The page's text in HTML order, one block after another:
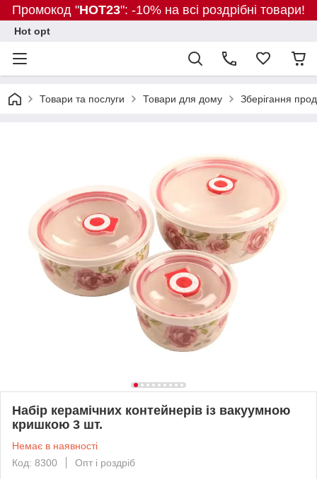
Промокод "HOT23": -10% на всі роздрібні товари!
Hot opt
Товари та послуги Товари для дому Зберігання
Набір керамічних контейнерів із вакуумною
кришкою 3 шт.
Немає в наявності
Код: 8300
Опт і роздріб